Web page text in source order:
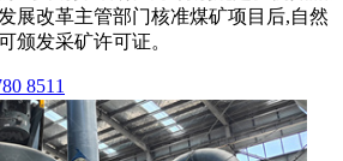
展改革主管部门核准煤矿项目后,自然
颁发采矿许可证。
8511